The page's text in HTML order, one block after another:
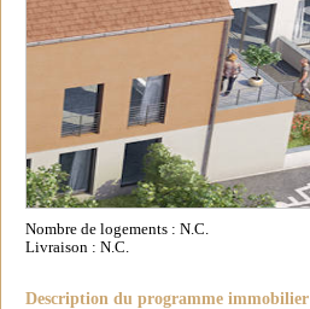
Nombre de logements : N.C.
Livraison : N.C.
Description du programme immobilier